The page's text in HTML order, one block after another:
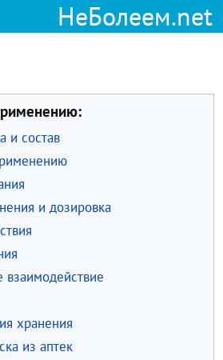
НеБолеем.net
и состав
и дозировка
взаимодействие
хранения
из аптек